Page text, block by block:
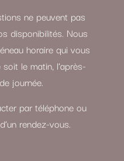
ne peuvent pas
disponibilités. Nous
horaire qui vous
le matin, l’après-
journée.
par téléphone ou
rendez-vous.